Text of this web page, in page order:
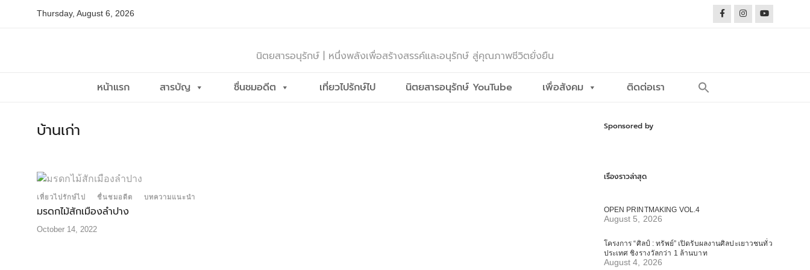
Thursday, August 6, 2026
นิตยสารอนุรักษ์ | หนึ่งพลังเพื่อสร้างสรรค์และอนุรักษ์ สู่คุณภาพชีวิตยั่งยืน
หน้าแรก สารบัญ ชื่นชมอดีต เที่ยวไปรักษ์ไป นิตยสารอนุรักษ์ YouTube เพื่อสังคม ติดต่อเรา
บ้านเก่า
เที่ยวไปรักษ์ไป ชื่นชมอดีต บทความแนะนำ
มรดกไม้สักเมืองลำปาง
October 14, 2022
Sponsored by
เรื่องราวล่าสุด
OPEN PRINTMAKING VOL.4
August 5, 2026
โครงการ “ศิลป์ : ทรัพย์” เปิดรับผลงานศิลปะเยาวชนทั่ว
ประเทศ ชิงรางวัลกว่า 1 ล้านบาท
August 4, 2026